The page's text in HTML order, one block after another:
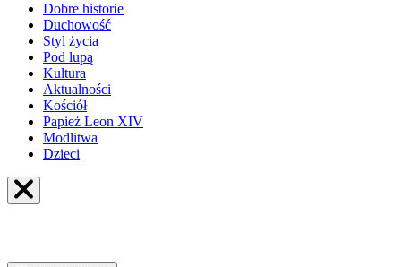
Dobre historie
Duchowość
Styl życia
Pod lupą
Kultura
Aktualności
Kościół
Papież Leon XIV
Modlitwa
Dzieci